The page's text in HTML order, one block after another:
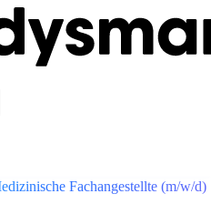
Fachangestellte (m/w/d)